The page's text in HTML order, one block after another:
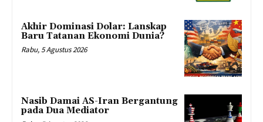
Akhir Dominasi Dolar: Lanskap
Baru Tatanan Ekonomi Dunia?
Rabu, 5 Agustus 2026
Nasib Damai AS-Iran Bergantung
pada Dua Mediator